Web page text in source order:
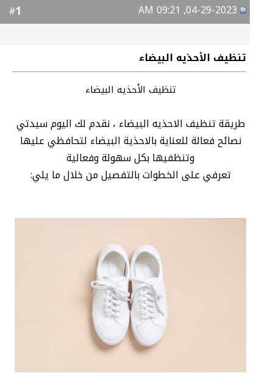
1
تنظيف الأحذيه البيضاء
تنظيف الأحذيه البيضاء
طريقة تنظيف الاحذيه البيضاء ، نقدم لك اليوم سيدتي
نصائح فعالة للعناية بالاحذية البيضاء لتحافظي عليها
وتنظفيها بكل سهولة وفعالية
تعرفي على الخطوات بالتفصيل من خلال ما يلي: